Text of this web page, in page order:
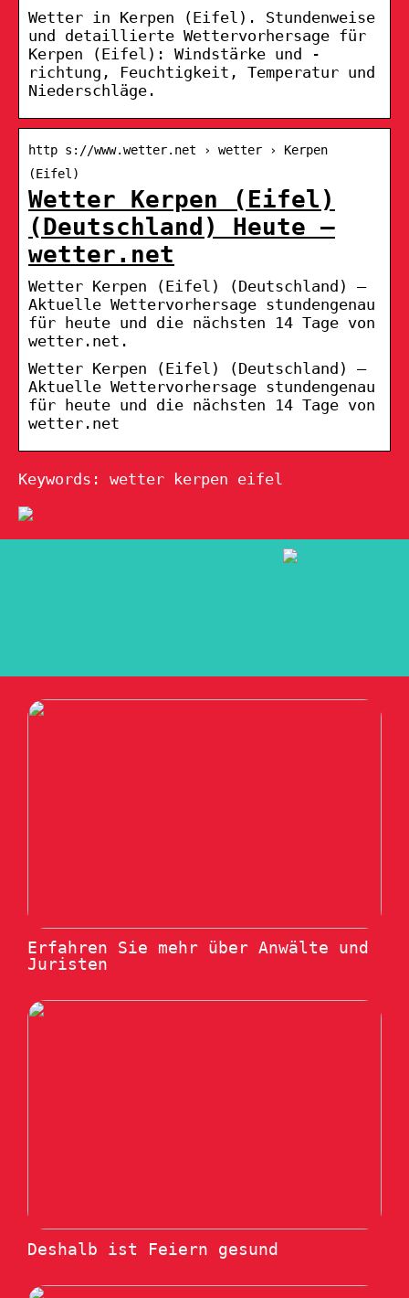
Wetter in Kerpen (Eifel). Stundenweise
und detaillierte Wettervorhersage für
Kerpen (Eifel): Windstärke und -
richtung, Feuchtigkeit, Temperatur und
Niederschläge.
http s://www.wetter.net › wetter › Kerpen
(Eifel)
Wetter Kerpen (Eifel)
(Deutschland) Heute –
wetter.net
Wetter Kerpen (Eifel) (Deutschland) –
Aktuelle Wettervorhersage stundengenau
für heute und die nächsten 14 Tage von
wetter.net.
Wetter Kerpen (Eifel) (Deutschland) –
Aktuelle Wettervorhersage stundengenau
für heute und die nächsten 14 Tage von
wetter.net
Keywords: wetter kerpen eifel
Erfahren Sie mehr über Anwälte und
Juristen
Deshalb ist Feiern gesund